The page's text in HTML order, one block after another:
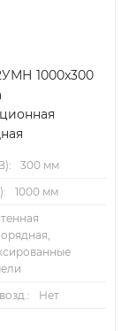
1000x300
300 мм
1000 мм
Нет